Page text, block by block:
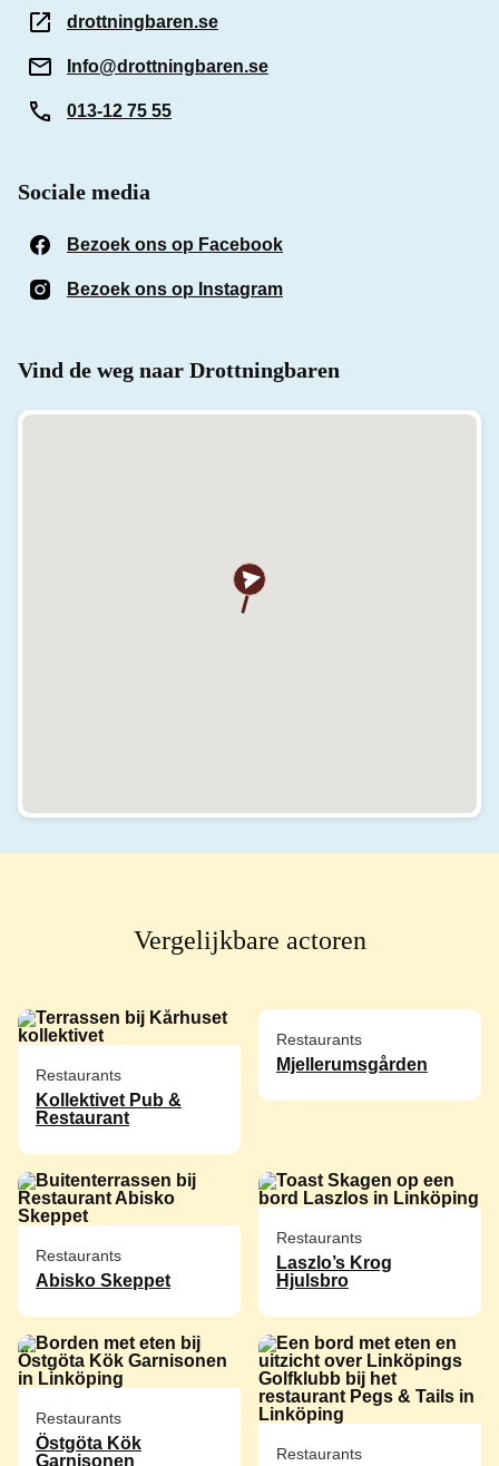
drottningbaren.se
Info@drottningbaren.se
013-12 75 55
Sociale media
Bezoek ons op Facebook
Bezoek ons op Instagram
Vind de weg naar Drottningbaren
Vergelijkbare actoren
Restaurants
Kollektivet Pub &
Restaurant
Restaurants
Mjellerumsgården
Restaurants
Abisko Skeppet
Restaurants
Laszlo’s Krog
Hjulsbro
Restaurants
Östgöta Kök
Garnisonen
Restaurants